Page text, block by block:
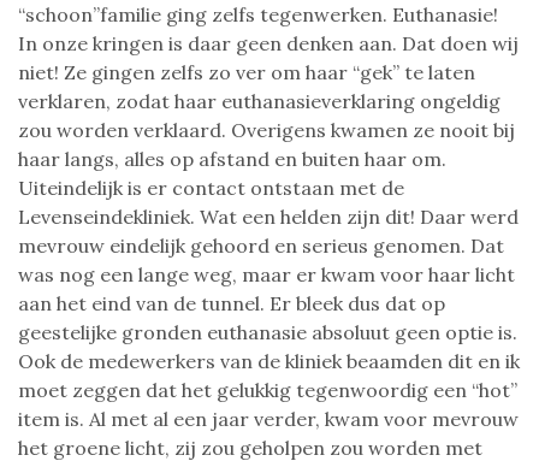
“schoon”familie ging zelfs tegenwerken. Euthanasie!
In onze kringen is daar geen denken aan. Dat doen wij
niet! Ze gingen zelfs zo ver om haar “gek” te laten
verklaren, zodat haar euthanasieverklaring ongeldig
zou worden verklaard. Overigens kwamen ze nooit bij
haar langs, alles op afstand en buiten haar om.
Uiteindelijk is er contact ontstaan met de
Levenseindekliniek. Wat een helden zijn dit! Daar werd
mevrouw eindelijk gehoord en serieus genomen. Dat
was nog een lange weg, maar er kwam voor haar licht
aan het eind van de tunnel. Er bleek dus dat op
geestelijke gronden euthanasie absoluut geen optie is.
Ook de medewerkers van de kliniek beaamden dit en ik
moet zeggen dat het gelukkig tegenwoordig een “hot”
item is. Al met al een jaar verder, kwam voor mevrouw
het groene licht, zij zou geholpen zou worden met